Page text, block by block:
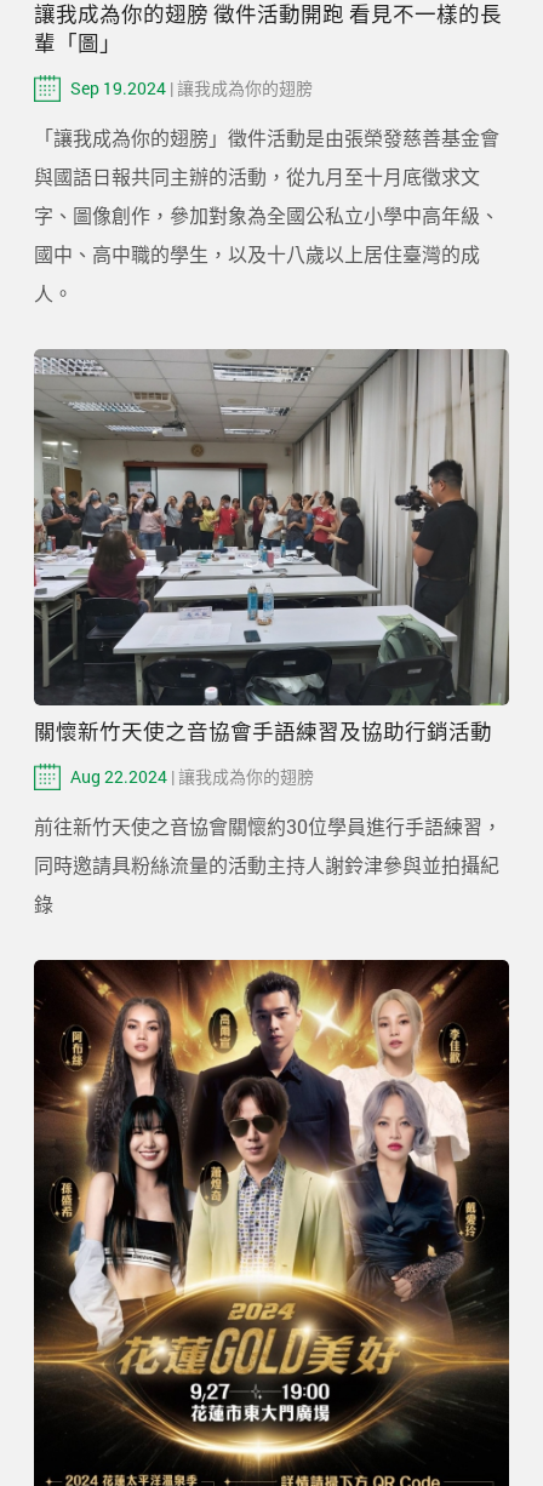
讓我成為你的翅膀 徵件活動開跑 看見不一樣的長
輩「圖」
Sep 19.2024 | 讓我成為你的翅膀
「讓我成為你的翅膀」徵件活動是由張榮發慈善基金會
與國語日報共同主辦的活動，從九月至十月底徵求文
字、圖像創作，參加對象為全國公私立小學中高年級、
國中、高中職的學生，以及十八歲以上居住臺灣的成
人。
關懷新竹天使之音協會手語練習及協助行銷活動
Aug 22.2024 | 讓我成為你的翅膀
前往新竹天使之音協會關懷約30位學員進行手語練習，
同時邀請具粉絲流量的活動主持人謝鈴津參與並拍攝紀
錄